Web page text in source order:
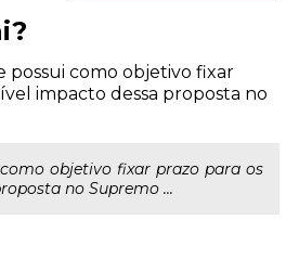
como objetivo fixar
impacto dessa proposta no
objetivo fixar prazo para os
no Supremo ...